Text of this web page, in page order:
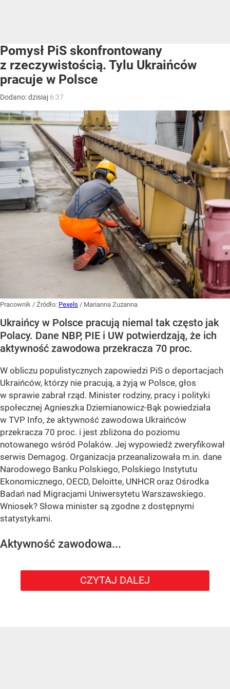
Pomysł PiS skonfrontowany
z rzeczywistością. Tylu Ukraińców
pracuje w Polsce
Dodano:dzisiaj 6:37
Pracownik / Źródło: Pexels / Marianna Zuzanna
Ukraińcy w Polsce pracują niemal tak często jak
Polacy. Dane NBP, PIE i UW potwierdzają, że ich
aktywność zawodowa przekracza 70 proc.
W obliczu populistycznych zapowiedzi PiS o deportacjach
Ukraińców, którzy nie pracują, a żyją w Polsce, głos
w sprawie zabrał rząd. Minister rodziny, pracy i polityki
społecznej Agnieszka Dziemianowicz-Bąk powiedziała
w TVP Info, że aktywność zawodowa Ukraińców
przekracza 70 proc. i jest zbliżona do poziomu
notowanego wśród Polaków. Jej wypowiedź zweryfikował
serwis Demagog. Organizacja przeanalizowała m.in. dane
Narodowego Banku Polskiego, Polskiego Instytutu
Ekonomicznego, OECD, Deloitte, UNHCR oraz Ośrodka
Badań nad Migracjami Uniwersytetu Warszawskiego.
Wniosek? Słowa minister są zgodne z dostępnymi
statystykami.
Aktywność zawodowa...
CZYTAJ DALEJ